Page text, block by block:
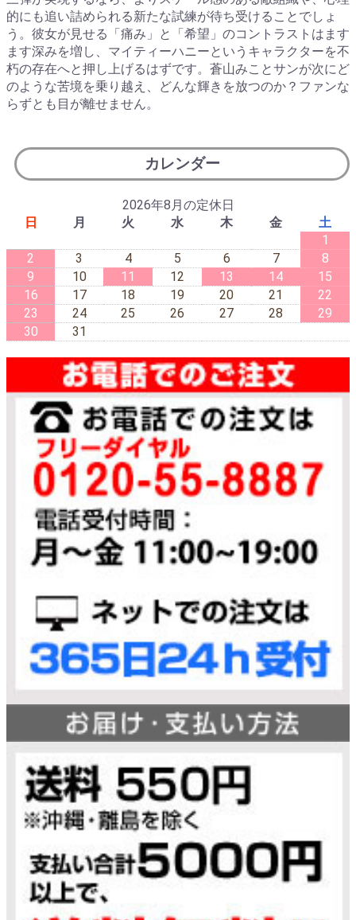
的にも追い詰められる新たな試練が待ち受けることでしょ
う。彼女が見せる「痛み」と「希望」のコントラストはます
ます深みを増し、マイティーハニーというキャラクターを不
朽の存在へと押し上げるはずです。蒼山みことサンが次にど
のような苦境を乗り越え、どんな輝きを放つのか？ファンな
らずとも目が離せません。
カレンダー
2026年8月の定休日
日
月 火 水 木 金
土
1
2
3 4 5 6 7
8
9
10 11 12 13 14
15
16
17 18 19 20 21
22
23
24 25 26 27 28
29
30
31